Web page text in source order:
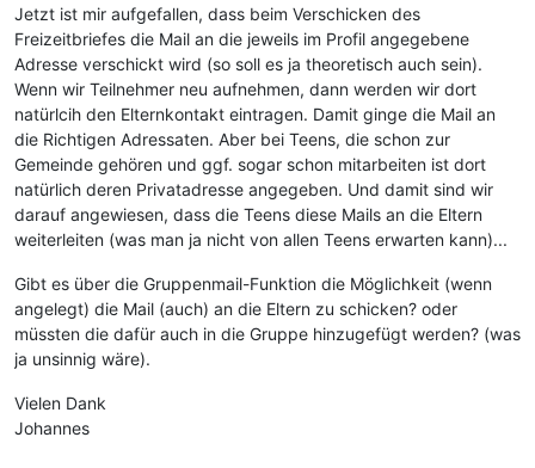
Jetzt ist mir aufgefallen, dass beim Verschicken des
Freizeitbriefes die Mail an die jeweils im Profil angegebene
Adresse verschickt wird (so soll es ja theoretisch auch sein).
Wenn wir Teilnehmer neu aufnehmen, dann werden wir dort
natürlcih den Elternkontakt eintragen. Damit ginge die Mail an
die Richtigen Adressaten. Aber bei Teens, die schon zur
Gemeinde gehören und ggf. sogar schon mitarbeiten ist dort
natürlich deren Privatadresse angegeben. Und damit sind wir
darauf angewiesen, dass die Teens diese Mails an die Eltern
weiterleiten (was man ja nicht von allen Teens erwarten kann)...
Gibt es über die Gruppenmail-Funktion die Möglichkeit (wenn
angelegt) die Mail (auch) an die Eltern zu schicken? oder
müssten die dafür auch in die Gruppe hinzugefügt werden? (was
ja unsinnig wäre).
Vielen Dank
Johannes